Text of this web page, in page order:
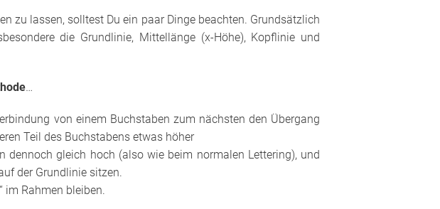
zu lassen, solltest Du ein paar Dinge beachten. Grundsätzlich
die Grundlinie, Mittellänge (x-Höhe), Kopflinie und
…
von einem Buchstaben zum nächsten den Übergang
Teil des Buchstabens etwas höher
dennoch gleich hoch (also wie beim normalen Lettering), und
der Grundlinie sitzen.
im Rahmen bleiben.